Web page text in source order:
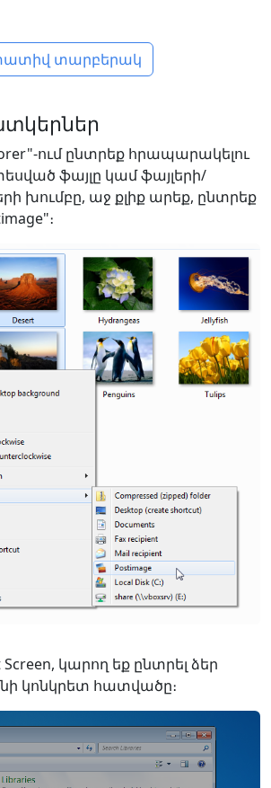
տարբերակ
ում ընտրեք հրապարակելու
ֆայլը կամ ֆայլերի/
խումբը, աջ քլիք արեք, ընտրեք
Screen, կարող եք ընտրել ձեր
կոնկրետ հատվածը։